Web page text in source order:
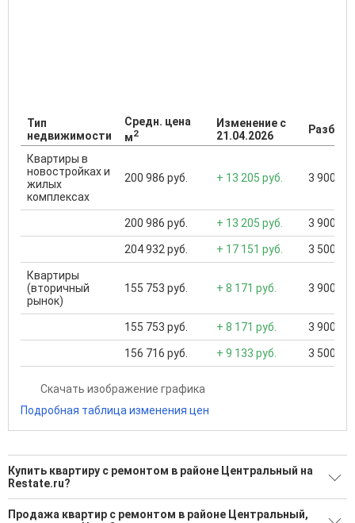
Тип
недвижимости
Средн. цена
м2
Изменение с
21.04.2026
Квартиры в
новостройках и
жилых
комплексах
200 986 руб. + 13 205 руб. 3 900
200 986 руб. + 13 205 руб. 3 900
204 932 руб. + 17 151 руб. 3 500
Квартиры
(вторичный
рынок)
155 753 руб. + 8 171 руб. 3 900
155 753 руб. + 8 171 руб. 3 900
156 716 руб. + 9 133 руб. 3 500
Скачать изображение графика
Подробная таблица изменения цен
Купить квартиру с ремонтом в районе Центральный на
Restate.ru?
Поможем Купить квартиру с ремонтом в районе
Продажа квартир с ремонтом в районе Центральный,